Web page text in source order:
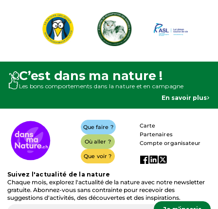
C’est dans ma nature !
Les bons comportements dans la nature et en campagne
En savoir plus
Que faire ?
Où aller ?
Que voir ?
Carte
Partenaires
Compte organisateur
Suivez l'actualité de la nature
Chaque mois, explorez l'actualité de la nature avec notre newsletter
gratuite. Abonnez-vous sans contrainte pour recevoir des
suggestions d'activités, des découvertes et des inspirations.